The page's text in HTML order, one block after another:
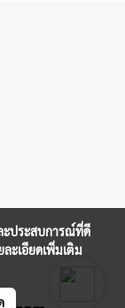
ะประสบการณ์ที่ดี
ะเอียดเพิ่มเติม